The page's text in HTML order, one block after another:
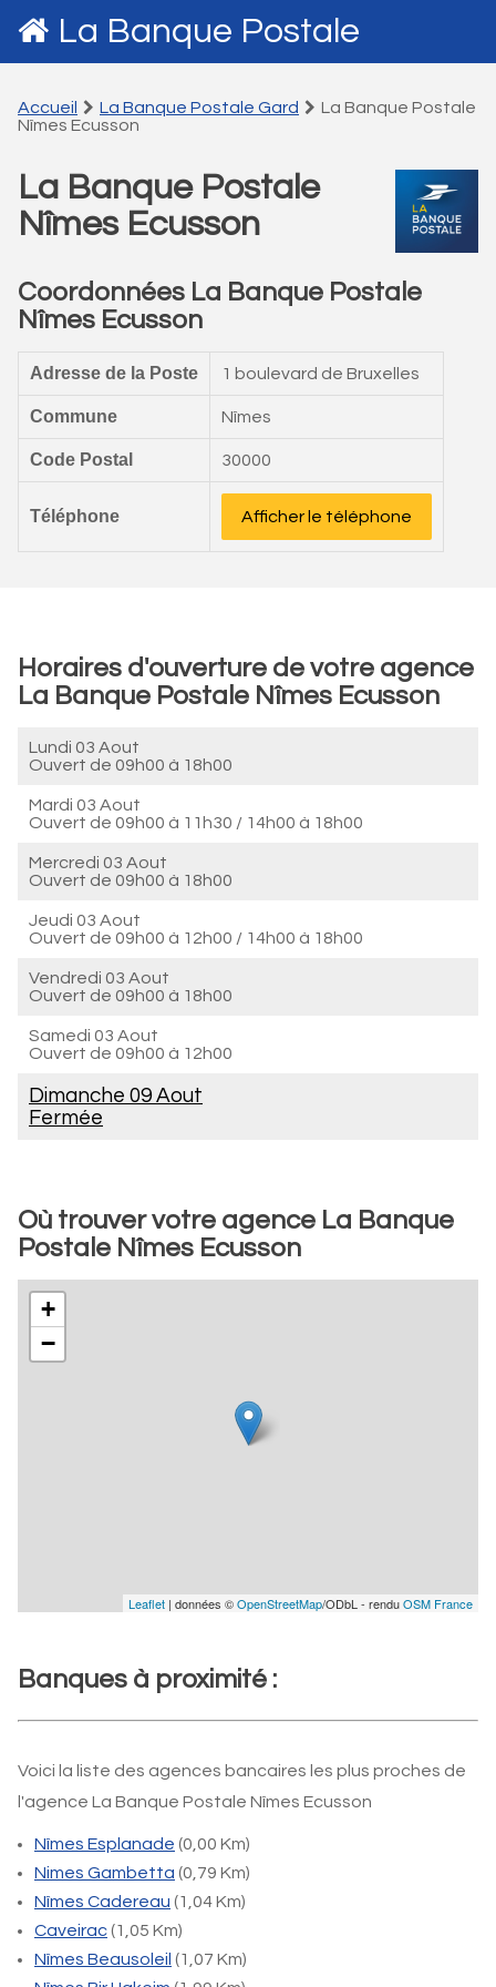
La Banque Postale
Accueil La Banque Postale Gard
La Banque Postale
Nîmes Ecusson
La Banque Postale
Nîmes Ecusson
Coordonnées La Banque Postale
Nîmes Ecusson
Adresse de la Poste 1 boulevard de Bruxelles
Commune Nîmes
Code Postal 30000
Téléphone Afficher le téléphone
Horaires d'ouverture de votre agence
La Banque Postale Nîmes Ecusson
Lundi 03 Aout
Ouvert de 09h00 à 18h00
Mardi 03 Aout
Ouvert de 09h00 à 11h30 / 14h00 à 18h00
Mercredi 03 Aout
Ouvert de 09h00 à 18h00
Jeudi 03 Aout
Ouvert de 09h00 à 12h00 / 14h00 à 18h00
Vendredi 03 Aout
Ouvert de 09h00 à 18h00
Samedi 03 Aout
Ouvert de 09h00 à 12h00
Dimanche 09 Aout
Fermée
Où trouver votre agence La Banque
Postale Nîmes Ecusson
+
−
Leaflet | données ©OpenStreetMap/ODbL - renduOSM France
Banques à proximité :
Voici la liste des agences bancaires les plus proches de
l'agence La Banque Postale Nîmes Ecusson
Nîmes Esplanade (0,00 Km)
Nimes Gambetta (0,79 Km)
Nîmes Cadereau (1,04 Km)
Caveirac(1,05 Km)
Nîmes Beausoleil (1,07 Km)